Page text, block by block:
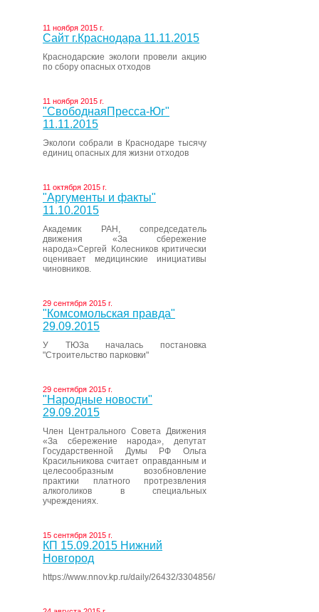
11 ноября 2015 г.
Сайт г.Краснодара 11.11.2015
Краснодарские экологи провели акцию
по сбору опасных отходов
11 ноября 2015 г.
"СвободнаяПресса-Юг"
11.11.2015
Экологи собрали в Краснодаре тысячу
единиц опасных для жизни отходов
11 октября 2015 г.
"Аргументы и факты"
11.10.2015
Академик РАН, сопредседатель
движения «За сбережение
народа»Сергей Колесников критически
оценивает медицинские инициативы
чиновников.
29 сентября 2015 г.
"Комсомольская правда"
29.09.2015
У ТЮЗа началась постановка
"Строительство парковки"
29 сентября 2015 г.
"Народные новости"
29.09.2015
Член Центрального Совета Движения
«За сбережение народа», депутат
Государственной Думы РФ Ольга
Красильникова считает оправданным и
целесообразным возобновление
практики платного протрезвления
алкоголиков в специальных
учреждениях.
15 сентября 2015 г.
КП 15.09.2015 Нижний
Новгород
https://www.nnov.kp.ru/daily/26432/3304856/